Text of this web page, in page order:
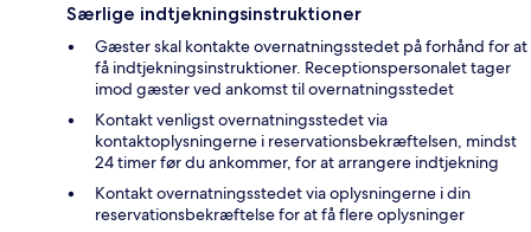
Særlige indtjekningsinstruktioner
Gæster skal kontakte overnatningsstedet på forhånd for at
få indtjekningsinstruktioner. Receptionspersonalet tager
imod gæster ved ankomst til overnatningsstedet
Kontakt venligst overnatningsstedet via
kontaktoplysningerne i reservationsbekræftelsen, mindst
24 timer før du ankommer, for at arrangere indtjekning
Kontakt overnatningsstedet via oplysningerne i din
reservationsbekræftelse for at få flere oplysninger